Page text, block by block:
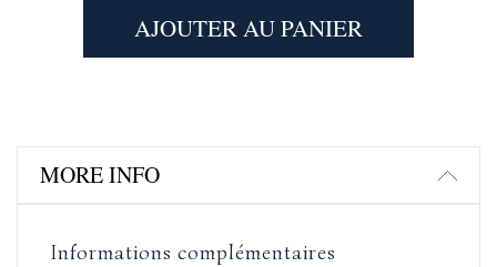
AJOUTER AU PANIER
MORE INFO
Informations complémentaires